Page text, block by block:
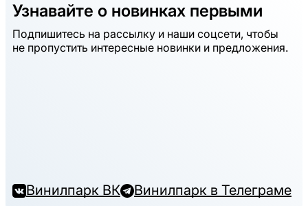
Узнавайте о новинках первыми
Подпишитесь на рассылку и наши соцсети, чтобы
не пропустить интересные новинки и предложения.
Винилпарк ВК Винилпарк в Телеграме